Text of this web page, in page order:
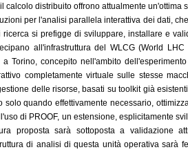
calcolo distribuito offrono attualmente
per l'analisi parallela interattiva dei dati,
ricerca si prefigge di sviluppare, installare e
all'infrastruttura del WLCG (World
Torino, concepito nell'ambito
completamente virtuale sulle stesse
delle risorse, basati su toolkit già
solo quando effettivamente necessario,
di PROOF, un estensione, esplicitamente
proposta sarà sottoposta a
di analisi di questa unità operativa sarà